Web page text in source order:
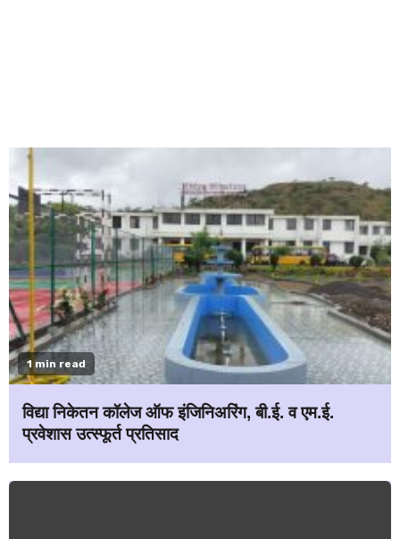
1 min read
विद्या निकेतन कॉलेज ऑफ इंजिनिअरिंग, बी.ई. व एम.ई.
प्रवेशास उत्स्फूर्त प्रतिसाद